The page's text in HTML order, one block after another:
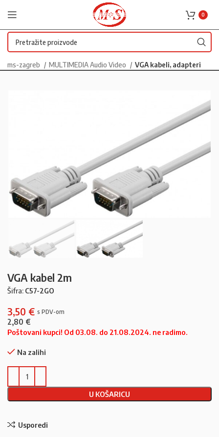
0
ms-zagreb MULTIMEDIA Audio Video VGA kabeli, adapteri
VGA kabel 2m
Šifra: C57-2GO
3,50 €
2,80 €
Poštovani kupci! Od 03.08. do 21.08.2024. ne radimo.
Na zalihi
U KOŠARICU
Usporedi